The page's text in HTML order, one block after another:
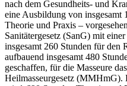
nach dem Gesundheits- und
eine Ausbildung von insgesamt
Theorie und Praxis –
Sanitätergesetz (SanG) mit
insgesamt 260 Stunden für den
aufbauend insgesamt 480
geschaffen, für die Masseure
Heilmasseurgesetz (MMHmG).